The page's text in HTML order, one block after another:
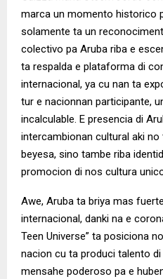
marca un momento historico
solamente ta un
colectivo pa Aruba riba e
ta respalda e plataforma di
internacional, ya cu nan ta
tur e nacionnan participante,
incalculable. E presencia di
intercambionan cultural aki
beyesa, sino tambe riba
promocion di nos cultura
Awe, Aruba ta briya mas
internacional, danki na e
Teen Universe” ta posiciona
nacion cu ta produci talento
mensahe poderoso pa e